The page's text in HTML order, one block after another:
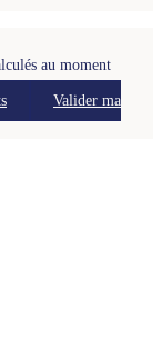
au moment
Valider ma